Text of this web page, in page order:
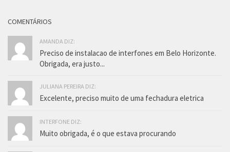
COMENTÁRIOS
AMANDA DIZ:
Preciso de instalacao de interfones em Belo Horizonte.
Obrigada, era justo...
JULIANA PEREIRA DIZ:
Excelente, preciso muito de uma fechadura eletrica
INTERFONE DIZ:
Muito obrigada, é o que estava procurando